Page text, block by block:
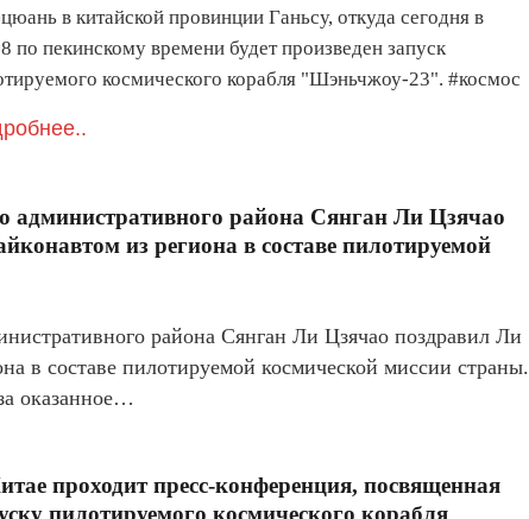
в китайской провинции Ганьсу, откуда сегодня в
по пекинскому времени будет произведен запуск
космического корабля "Шэньчжоу-23". #космос
административного района Сянган Ли Цзячао
из региона в составе пилотируемой
района Сянган Ли Цзячао поздравил Ли
в составе пилотируемой космической миссии страны.
оказанное…
проходит пресс-конференция, посвященная
пилотируемого космического корабля